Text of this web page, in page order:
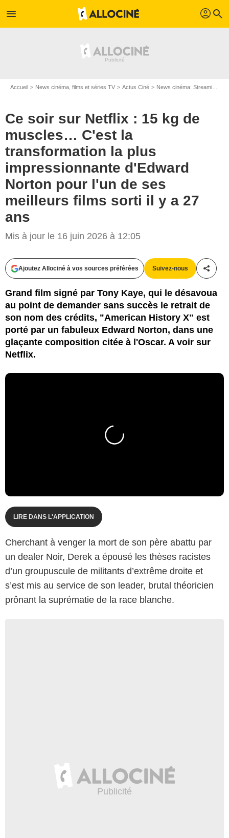
menu profil search
Accueil News cinéma, films et séries TV Actus Ciné News cinéma: Streaming
Ce soir sur Netflix : 15 kg de
muscles… C'est la
transformation la plus
impressionnante d'Edward
Norton pour l'un de ses
meilleurs films sorti il y a 27
ans
Mis à jour le 16 juin 2026 à 12:05
Ajoutez Allociné à vos sources préférées Suivez-nous
Grand film signé par Tony Kaye, qui le désavoua
au point de demander sans succès le retrait de
son nom des crédits, "American History X" est
porté par un fabuleux Edward Norton, dans une
glaçante composition citée à l'Oscar. A voir sur
Netflix.
LIRE DANS L'APPLICATION
Cherchant à venger la mort de son père abattu par
un dealer Noir, Derek a épousé les thèses racistes
d’un groupuscule de militants d’extrême droite et
s’est mis au service de son leader, brutal théoricien
prônant la suprématie de la race blanche.